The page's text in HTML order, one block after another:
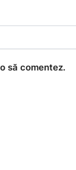
să comentez.